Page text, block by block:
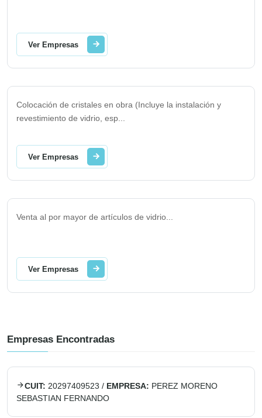
Ver Empresas
Colocación de cristales en obra (Incluye la instalación y
revestimiento de vidrio, esp
Ver Empresas
Venta al por mayor de artículos de vidrio
Ver Empresas
Empresas Encontradas
CUIT: 20297409523 / EMPRESA: PEREZ MORENO
SEBASTIAN FERNANDO